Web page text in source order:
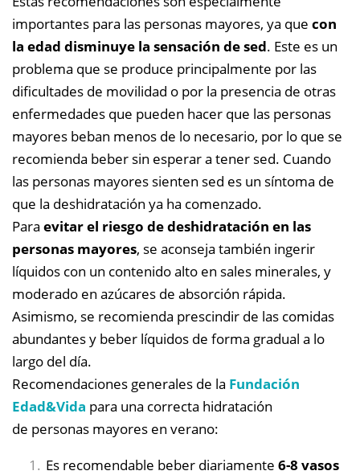
importantes para las personas mayores, ya que con
la edad disminuye la sensación de sed. Este es un
problema que se produce principalmente por las
dificultades de movilidad o por la presencia de otras
enfermedades que pueden hacer que las personas
mayores beban menos de lo necesario, por lo que se
recomienda beber sin esperar a tener sed. Cuando
las personas mayores sienten sed es un síntoma de
que la deshidratación ya ha comenzado.
Para evitar el riesgo de deshidratación en las
personas mayores, se aconseja también ingerir
líquidos con un contenido alto en sales minerales, y
moderado en azúcares de absorción rápida.
Asimismo, se recomienda prescindir de las comidas
abundantes y beber líquidos de forma gradual a lo
largo del día.
Recomendaciones generales de la Fundación
Edad&Vida para una correcta hidratación
de personas mayores en verano:
Es recomendable beber diariamente 6-8 vasos